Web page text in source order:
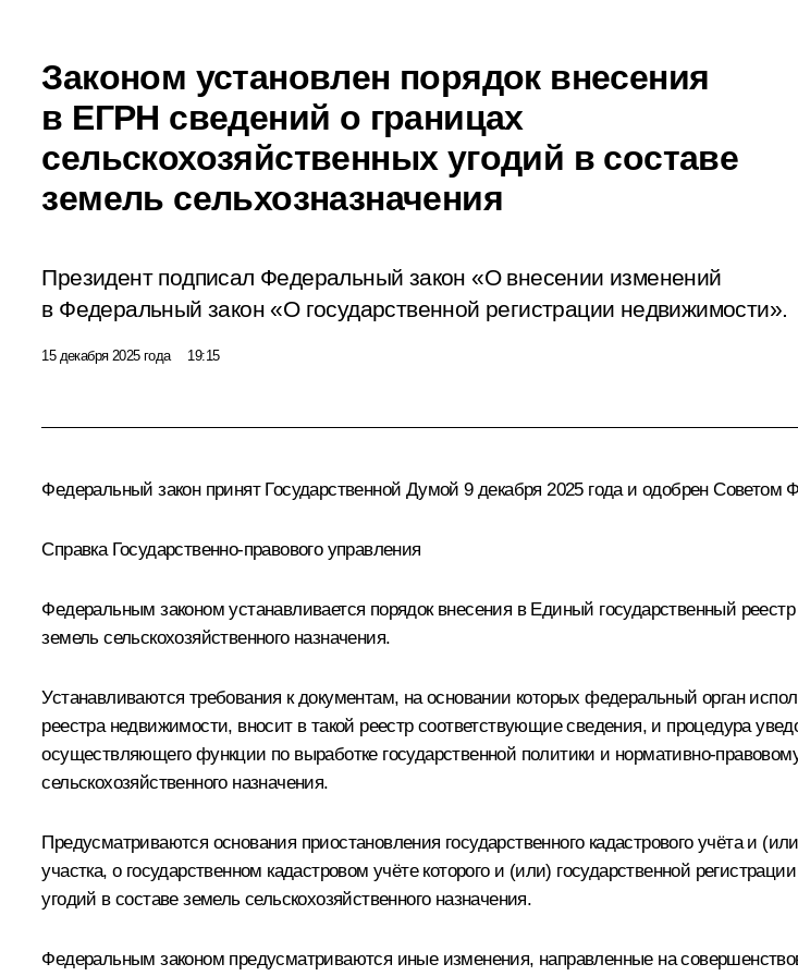
Законом установлен порядок внесения
в ЕГРН сведений о границах
сельскохозяйственных угодий в составе
земель сельхозназначения
Президент подписал Федеральный закон «О внесении изменений
в Федеральный закон «О государственной регистрации недвижимости».
15 декабря 2025 года 19:15
Федеральный закон принят Государственной Думой 9 декабря 2025 года и одобрен Советом
Справка Государственно-правового управления
Федеральным законом устанавливается порядок внесения в Единый государственный
земель сельскохозяйственного назначения.
Устанавливаются требования к документам, на основании которых федеральный орган
реестра недвижимости, вносит в такой реестр соответствующие сведения, и процедура
осуществляющего функции по выработке государственной политики и нормативно-
сельскохозяйственного назначения.
Предусматриваются основания приостановления государственного кадастрового учёта и
участка, о государственном кадастровом учёте которого и (или) государственной
угодий в составе земель сельскохозяйственного назначения.
Федеральным законом предусматриваются иные изменения, направленные на